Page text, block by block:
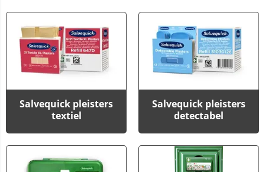
Salvequick pleisters
textiel
Salvequick pleisters
detectabel